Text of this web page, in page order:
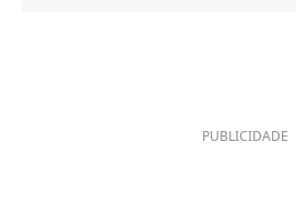
PUBLICIDADE